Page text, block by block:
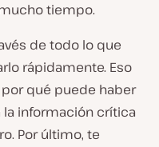
tiempo.
de todo lo que
rápidamente. Eso
qué puede haber
información crítica
Por último, te